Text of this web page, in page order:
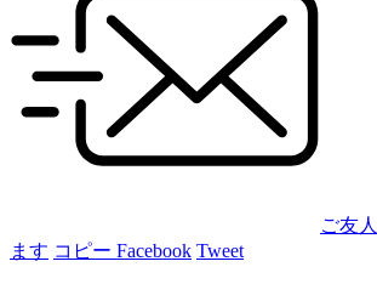
ご友
ます コピー Facebook Tweet